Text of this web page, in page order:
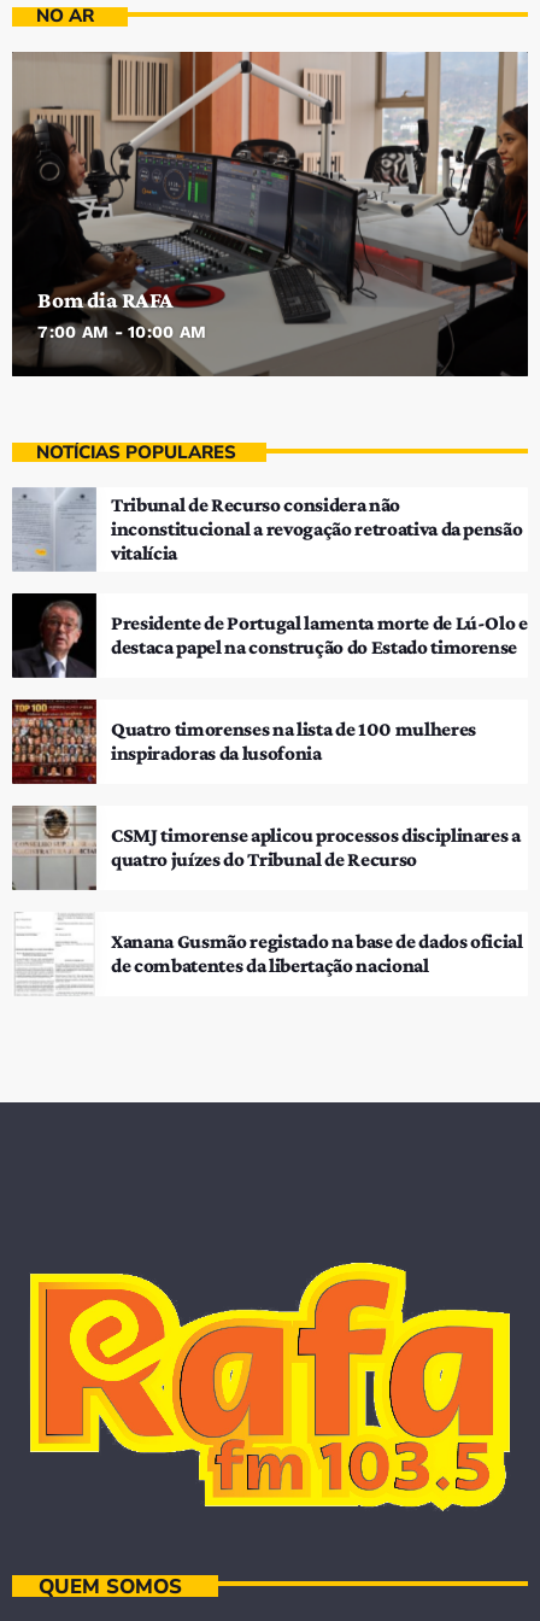
NO AR
Bom dia RAFA
7:00 AM - 10:00 AM
NOTÍCIAS POPULARES
Tribunal de Recurso considera não
inconstitucional a revogação retroativa da pensão
vitalícia
Presidente de Portugal lamenta morte de Lú-Olo e
destaca papel na construção do Estado timorense
Quatro timorenses na lista de 100 mulheres
inspiradoras da lusofonia
CSMJ timorense aplicou processos disciplinares a
quatro juízes do Tribunal de Recurso
Xanana Gusmão registado na base de dados oficial
de combatentes da libertação nacional
QUEM SOMOS